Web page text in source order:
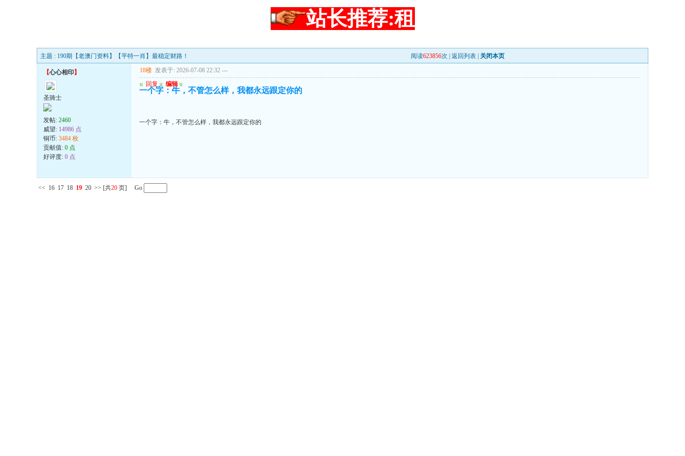
站长推荐:租
主题 : 190期【老澳门资料】【平特一肖】最稳定财路！ 阅读623856次 | 返回列表 关闭本页
【心心相印】
圣骑士
发帖: 2460
威望: 14986 点
铜币: 3484 枚
贡献值: 0 点
好评度: 0 点
18楼 发表于: 2026-07-08 22:32 ---
u 回复 u 编辑 u
一个字：牛，不管怎么样，我都永远跟定你的
一个字：牛，不管怎么样，我都永远跟定你的
<< 16 17 18 19 20 >> [共20 页] Go